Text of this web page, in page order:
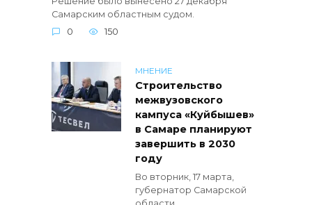
Самарским областным судом.
0
150
МНЕНИЕ
Строительство
межвузовского
кампуса «Куйбышев»
в Самаре планируют
завершить в 2030
году
Во вторник, 17 марта,
губернатор Самарской